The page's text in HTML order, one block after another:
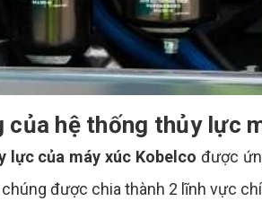
của hệ thống thủy lực
lực của máy xúc Kobelco được
được chia thành 2 lĩnh vực